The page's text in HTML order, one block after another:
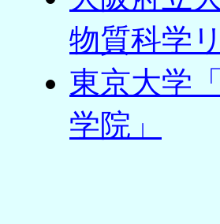
物質科学
東京大学
学院」